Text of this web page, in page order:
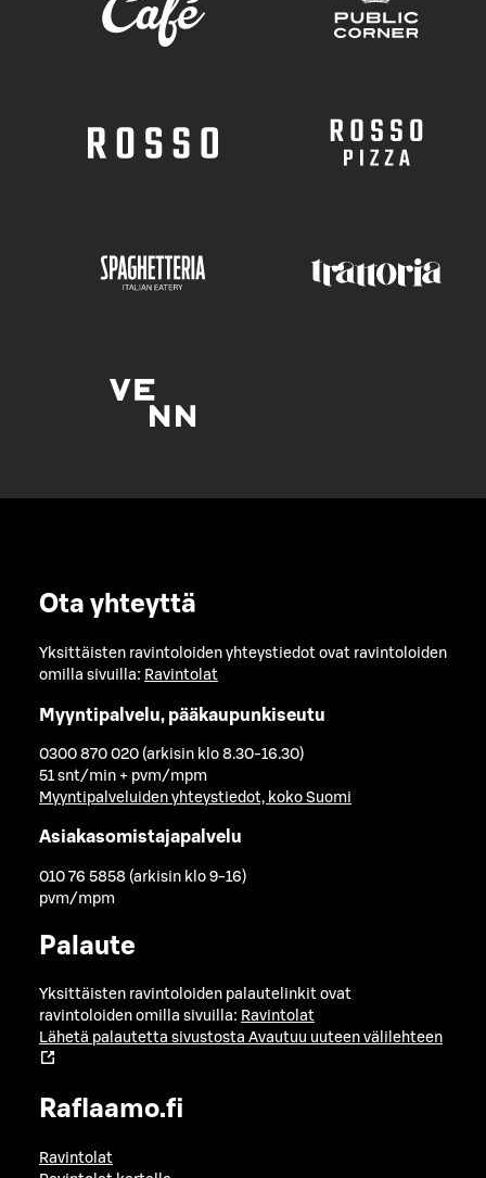
Ota yhteyttä
Yksittäisten ravintoloiden yhteystiedot ovat ravintoloiden
omilla sivuilla: Ravintolat
Myyntipalvelu, pääkaupunkiseutu
0300 870 020 (arkisin klo 8.30-16.30)
51 snt/min + pvm/mpm
Myyntipalveluiden yhteystiedot, koko Suomi
Asiakasomistajapalvelu
010 76 5858 (arkisin klo 9-16)
pvm/mpm
Palaute
Yksittäisten ravintoloiden palautelinkit ovat
ravintoloiden omilla sivuilla: Ravintolat
Lähetä palautetta sivustosta Avautuu uuteen välilehteen
Raflaamo.fi
Ravintolat